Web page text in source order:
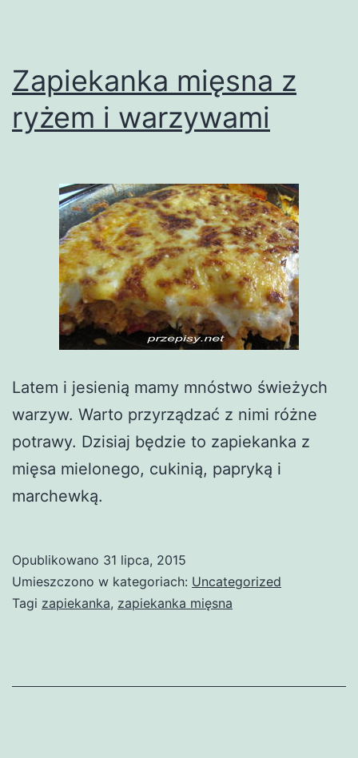
Zapiekanka mięsna z
ryżem i warzywami
Latem i jesienią mamy mnóstwo świeżych
warzyw. Warto przyrządzać z nimi różne
potrawy. Dzisiaj będzie to zapiekanka z
mięsa mielonego, cukinią, papryką i
marchewką.
Opublikowano 31 lipca, 2015
Umieszczono w kategoriach: Uncategorized
Tagi zapiekanka, zapiekanka mięsna